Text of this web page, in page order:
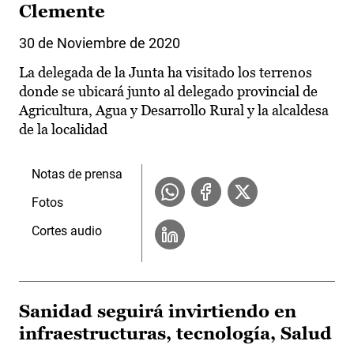
Clemente
30 de Noviembre de 2020
La delegada de la Junta ha visitado los terrenos
donde se ubicará junto al delegado provincial de
Agricultura, Agua y Desarrollo Rural y la alcaldesa
de la localidad
Notas de prensa
Fotos
Cortes audio
Sanidad seguirá invirtiendo en
infraestructuras, tecnología, Salud